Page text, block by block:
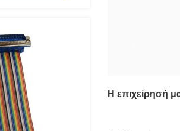
Η επιχείρησή